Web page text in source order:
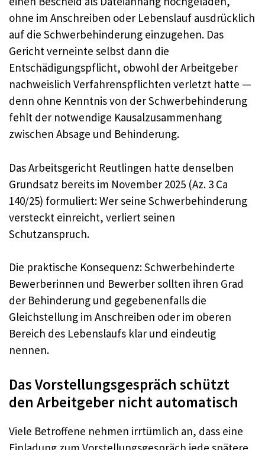
ohne im Anschreiben oder Lebenslauf ausdrücklich
auf die Schwerbehinderung einzugehen. Das
Gericht verneinte selbst dann die
Entschädigungspflicht, obwohl der Arbeitgeber
nachweislich Verfahrenspflichten verletzt hatte —
denn ohne Kenntnis von der Schwerbehinderung
fehlt der notwendige Kausalzusammenhang
zwischen Absage und Behinderung.
Das Arbeitsgericht Reutlingen hatte denselben
Grundsatz bereits im November 2025 (Az. 3 Ca
140/25) formuliert: Wer seine Schwerbehinderung
versteckt einreicht, verliert seinen
Schutzanspruch.
Die praktische Konsequenz: Schwerbehinderte
Bewerberinnen und Bewerber sollten ihren Grad
der Behinderung und gegebenenfalls die
Gleichstellung im Anschreiben oder im oberen
Bereich des Lebenslaufs klar und eindeutig
nennen.
Das Vorstellungsgespräch schützt
den Arbeitgeber nicht automatisch
Viele Betroffene nehmen irrtümlich an, dass eine